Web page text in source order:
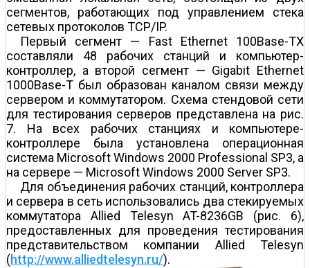
сегментов, работающих под управлением стека
сетевых протоколов TCP/IP.
Первый сегмент — Fast Ethernet 100Base-TX
составляли 48 рабочих станций и компьютер-
контроллер, а второй сегмент — Gigabit Ethernet
1000Base-T был образован каналом связи между
сервером и коммутатором. Схема стендовой сети
для тестирования серверов представлена на рис.
7. На всех рабочих станциях и компьютере-
контроллере была установлена операционная
система Microsoft Windows 2000 Professional SP3, а
на сервере — Microsoft Windows 2000 Server SP3.
Для объединения рабочих станций, контроллера
и сервера в сеть использовались два стекируемых
коммутатора Allied Telesyn AT-8236GB (рис. 6),
предоставленных для проведения тестирования
представительством компании Allied Telesyn
(http://www.alliedtelesyn.ru/).